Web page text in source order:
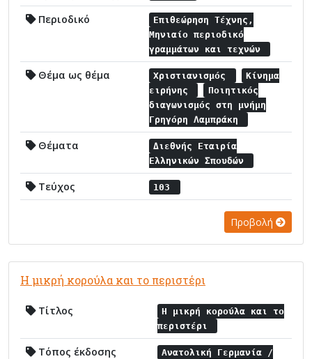
Περιοδικό
Επιθεώρηση Τέχνης,
Μηνιαίο περιοδικό
γραμμάτων και τεχνών
Θέμα ως θέμα Χριστιανισμός
Κίνημα
ειρήνης
Ποιητικός
διαγωνισμός στη μνήμη
Γρηγόρη Λαμπράκη
Θέματα
Διεθνής Εταιρία
Ελληνικών Σπουδών
Τεύχος 103
Προβολή
Η μικρή κορούλα και το περιστέρι
Τίτλος
Η μικρή κορούλα και το
περιστέρι
Τόπος έκδοσης
Ανατολική Γερμανία /